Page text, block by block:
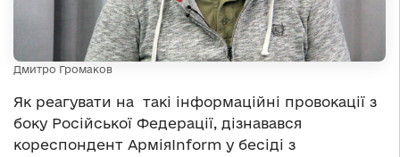
Дмитро Громаков
Як реагувати на такі інформаційні провокації з
боку Російської Федерації, дізнавався
кореспондент АрміяInform у бесіді з